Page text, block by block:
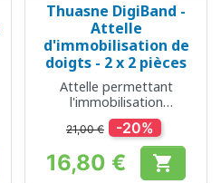
Thuasne DigiBand -
Attelle
d'immobilisation de
doigts - 2 x 2 pièces
Attelle permettant
l'immobilisation
fonctionnelle des doigts
21,00 € -20%
Prix
16,80 € 